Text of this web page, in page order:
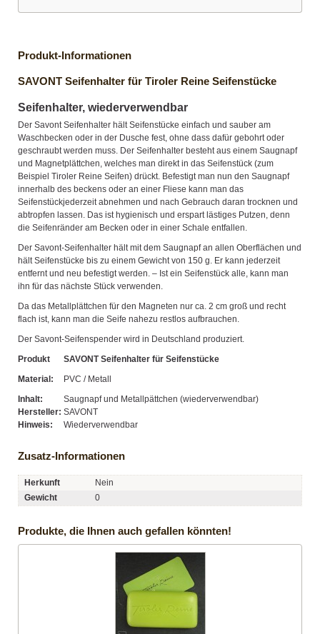
Produkt-Informationen
SAVONT Seifenhalter für Tiroler Reine Seifenstücke
Seifenhalter, wiederverwendbar
Der Savont Seifenhalter hält Seifenstücke einfach und sauber am
Waschbecken oder in der Dusche fest, ohne dass dafür gebohrt oder
geschraubt werden muss. Der Seifenhalter besteht aus einem Saugnapf
und Magnetplättchen, welches man direkt in das Seifenstück (zum
Beispiel Tiroler Reine Seifen) drückt. Befestigt man nun den Saugnapf
innerhalb des beckens oder an einer Fliese kann man das
Seifenstückjederzeit abnehmen und nach Gebrauch daran trocknen und
abtropfen lassen. Das ist hygienisch und erspart lästiges Putzen, denn
die Seifenränder am Becken oder in einer Schale entfallen.
Der Savont-Seifenhalter hält mit dem Saugnapf an allen Oberflächen und
hält Seifenstücke bis zu einem Gewicht von 150 g. Er kann jederzeit
entfernt und neu befestigt werden. – Ist ein Seifenstück alle, kann man
ihn für das nächste Stück verwenden.
Da das Metallplättchen für den Magneten nur ca. 2 cm groß und recht
flach ist, kann man die Seife nahezu restlos aufbrauchen.
Der Savont-Seifenspender wird in Deutschland produziert.
Produkt
SAVONT Seifenhalter für Seifenstücke
Material:
PVC / Metall
Inhalt:
Saugnapf und Metallpättchen (wiederverwendbar)
Hersteller: SAVONT
Hinweis:
Wiederverwendbar
Zusatz-Informationen
Herkunft
Nein
Gewicht
0
Produkte, die Ihnen auch gefallen könnten!